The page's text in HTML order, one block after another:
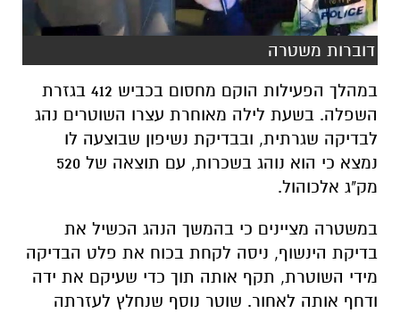
דוברות משטרה
במהלך הפעילות הוקם מחסום בכביש 412 בגזרת
השפלה. בשעת לילה מאוחרת עצרו השוטרים נהג
לבדיקה שגרתית, ובבדיקת נשיפון שבוצעה לו
נמצא כי הוא נוהג בשכרות, עם תוצאה של 520
מק"ג אלכוהול.
במשטרה מציינים כי בהמשך הנהג הכשיל את
בדיקת הינשוף, ניסה לקחת בכוח את פלט הבדיקה
מידי השוטרת, תקף אותה תוך כדי שעיקם את ידה
ודחף אותה לאחור. שוטר נוסף שנחלץ לעזרתה